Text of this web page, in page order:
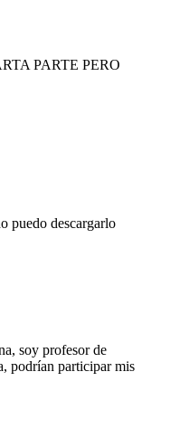
PARTE PERO
puedo descargarlo
soy profesor de
podrían participar mis